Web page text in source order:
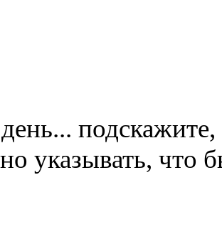
подскажите,
указывать, что